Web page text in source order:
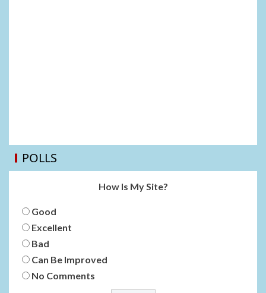
POLLS
How Is My Site?
Good
Excellent
Bad
Can Be Improved
No Comments